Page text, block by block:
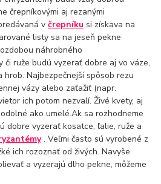
črepníkovými aj rezanými
včrepníku si získava na
listy sa na jeseň pekne
náhrobného
či ruže budú vyzerať dobre aj vo váze,
Najbezpečnejší spôsob rezu
vázy alebo zaťažiť (napr.
ich potom nezvalí. Živé kvety, aj
ako umelé.Ak sa rozhodneme
dobre vyzerať kosatce, ľalie, ruže a
. Veľmi často sú vyrobené z
ich rozoznať od živých. Navyše
a vyzerajú dlho pekne, môžeme